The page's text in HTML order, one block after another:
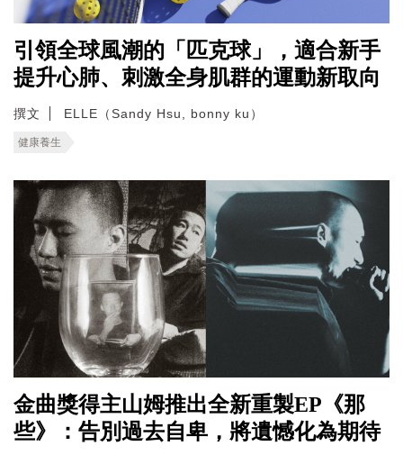
引領全球風潮的「匹克球」，適合新手
提升心肺、刺激全身肌群的運動新取向
撰文 ELLE（Sandy Hsu, bonny ku）
健康養生
金曲獎得主山姆推出全新重製EP《那
些》：告別過去自卑，將遺憾化為期待